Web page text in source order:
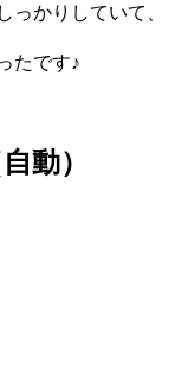
っかりしていて、
たです♪
動）